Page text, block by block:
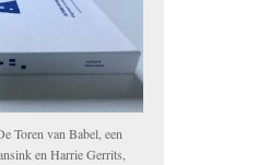
Toren van Babel, een
en Harrie Gerrits,